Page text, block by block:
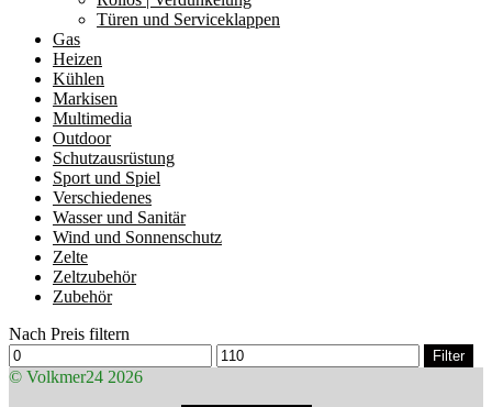
Türen und Serviceklappen
Gas
Heizen
Kühlen
Markisen
Multimedia
Outdoor
Schutzausrüstung
Sport und Spiel
Verschiedenes
Wasser und Sanitär
Wind und Sonnenschutz
Zelte
Zeltzubehör
Zubehör
Nach Preis filtern
Min.
Preis
Max.
Preis
Filter
© Volkmer24 2026